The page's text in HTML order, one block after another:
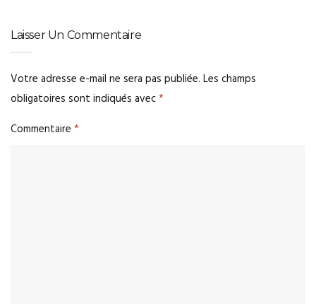
Laisser Un Commentaire
Votre adresse e-mail ne sera pas publiée. Les champs
obligatoires sont indiqués avec*
Commentaire *